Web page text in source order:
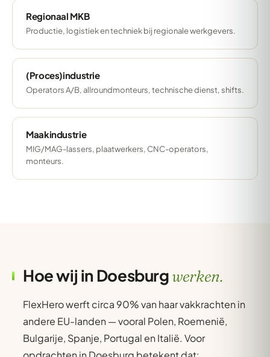
Regionaal MKB
Productie, logistiek en techniek bij regionale werkgevers.
(Proces)industrie
Operators A/B, allroundmonteurs, technische dienst, shifts.
Maakindustrie
MIG/MAG-lassers, plaatwerkers, CNC-operators,
monteurs.
Hoe wij in Doesburgwerken.
FlexHero werft circa 90% van haar vakkrachten in
andere EU-landen — vooral Polen, Roemenië,
Bulgarije, Spanje, Portugal en Italië. Voor